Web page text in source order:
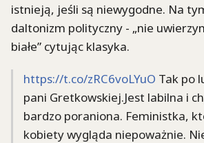
istnieją, jeśli są niewygodne. Na
daltonizm polityczny - „nie
białe” cytując klasyka.
https://t.co/zRC6voLYuO Tak po
pani Gretkowskiej.Jest labilna i
bardzo poraniona. Feministka,
kobiety wygląda niepoważnie.